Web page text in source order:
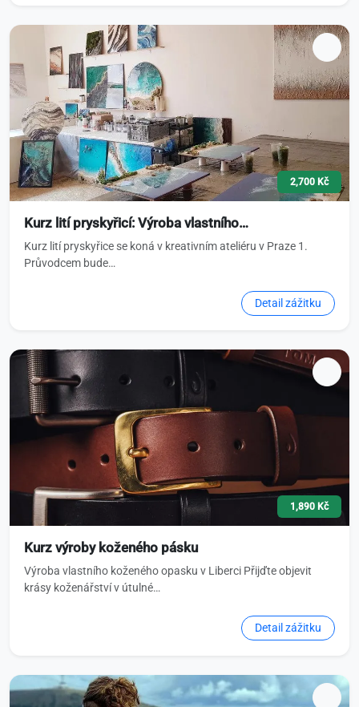
2,700 Kč
Kurz lití pryskyřicí: Výroba vlastního…
Kurz lití pryskyřice se koná v kreativním ateliéru v Praze 1.
Průvodcem bude…
Detail zážitku
1,890 Kč
Kurz výroby koženého pásku
Výroba vlastního koženého opasku v Liberci Přijďte objevit
krásy koženářství v útulné…
Detail zážitku